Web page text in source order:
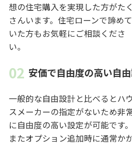
想の住宅購入を実現した方がたく
さんいます。住宅ローンで諦めて
いた方もお気軽にご相談くださ
い。
安価で自由度の高い自由
一般的な自由設計と比べるとハウ
スメーカーの指定がないため非
に自由度の高い設定が可能です。
またオプション追加時に通常か